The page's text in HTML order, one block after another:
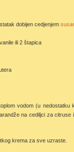
dobijen cedjenjem
ili 2 štapica
vodom (u
na cediljci za
krema za sve uzraste.